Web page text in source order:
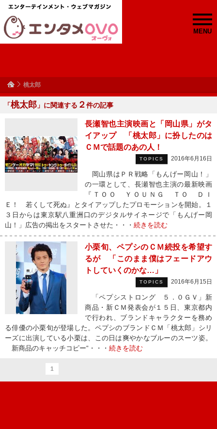
MENU
桃太郎
「桃太郎 」に関連する ２件の記事
長瀬智也主演映画と「岡山県」がタ
イアップ 「桃太郎」に扮したのは
ＣＭで話題のあの人！
TOPICS 2016年6月16日
岡山県はＰＲ戦略「もんげー岡山！」
の一環として、長瀬智也主演の最新映画
『ＴＯＯ ＹＯＵＮＧ ＴＯ ＤＩ
Ｅ！ 若くして死ぬ』とタイアップしたプロモーションを開始。１
３日からは東京駅八重洲口のデジタルサイネージで「もんげー岡
山！」広告の掲出をスタートさせた・・・ 続きを読む
小栗旬、ペプシのＣＭ続投を希望す
るが 「このまま僕はフェードアウ
トしていくのかな…」
TOPICS 2016年6月15日
「ペプシストロング ５．０ＧＶ」新
商品・新ＣＭ発表会が１５日、東京都内
で行われ、ブランドキャラクターを務め
る俳優の小栗旬が登場した。ペプシのブランドＣＭ「桃太郎」シリ
ーズに出演している小栗は、この日は爽やかなブルーのスーツ姿。
新商品のキャッチコピー“・・・ 続きを読む
1